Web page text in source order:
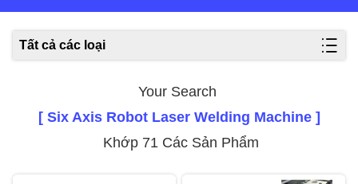
Tất cả các loại
Your Search
[ Six Axis Robot Laser Welding Machine ]
Khớp 71 Các Sản Phẩm